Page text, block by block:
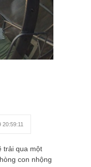
20:59:11
trải qua một
con nhộng